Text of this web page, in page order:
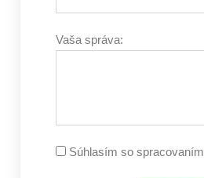
Vaša správa:
Súhlasím so spracovaním